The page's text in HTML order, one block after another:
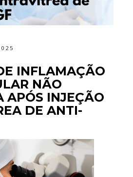
INFLAMAÇÃO
NÃO
APÓS INJEÇÃO
DE ANTI-